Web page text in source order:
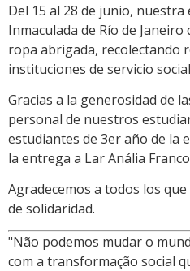
Del 15 al 28 de junio, nuestra
Inmaculada de Río de
ropa abrigada, recolectando
instituciones de servicio
Gracias a la generosidad de
personal de nuestros
estudiantes de 3er año de la
la entrega a Lar Anália Franco
Agradecemos a todos los
de solidaridad.
"Não podemos mudar o
com a transformação social